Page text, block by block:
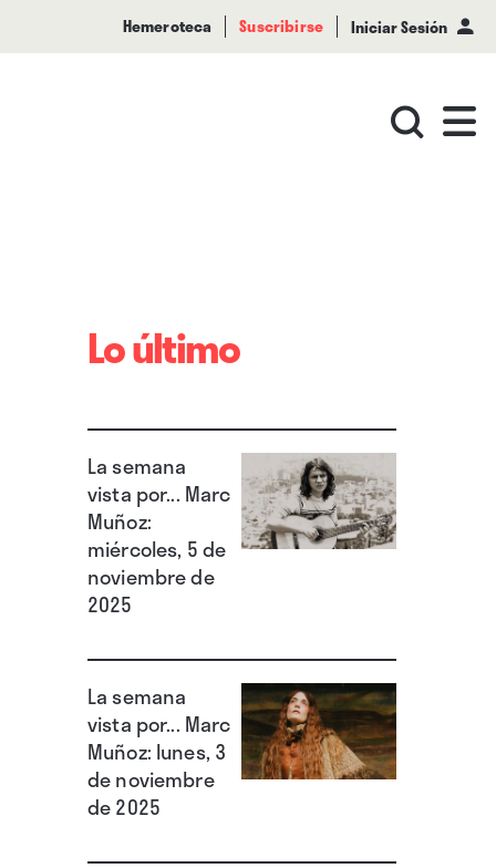
Hemeroteca Suscribirse Iniciar Sesión
Lo último
La semana
vista por... Marc
Muñoz:
miércoles, 5 de
noviembre de
2025
La semana
vista por... Marc
Muñoz: lunes, 3
de noviembre
de 2025